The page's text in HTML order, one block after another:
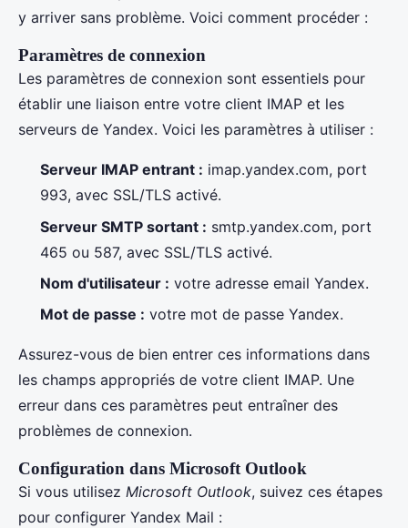
y arriver sans problème. Voici comment procéder :
Paramètres de connexion
Les paramètres de connexion sont essentiels pour
établir une liaison entre votre client IMAP et les
serveurs de Yandex. Voici les paramètres à utiliser :
Serveur IMAP entrant : imap.yandex.com, port
993, avec SSL/TLS activé.
Serveur SMTP sortant : smtp.yandex.com, port
465 ou 587, avec SSL/TLS activé.
Nom d'utilisateur : votre adresse email Yandex.
Mot de passe : votre mot de passe Yandex.
Assurez-vous de bien entrer ces informations dans
les champs appropriés de votre client IMAP. Une
erreur dans ces paramètres peut entraîner des
problèmes de connexion.
Configuration dans Microsoft Outlook
Si vous utilisez Microsoft Outlook, suivez ces étapes
pour configurer Yandex Mail :